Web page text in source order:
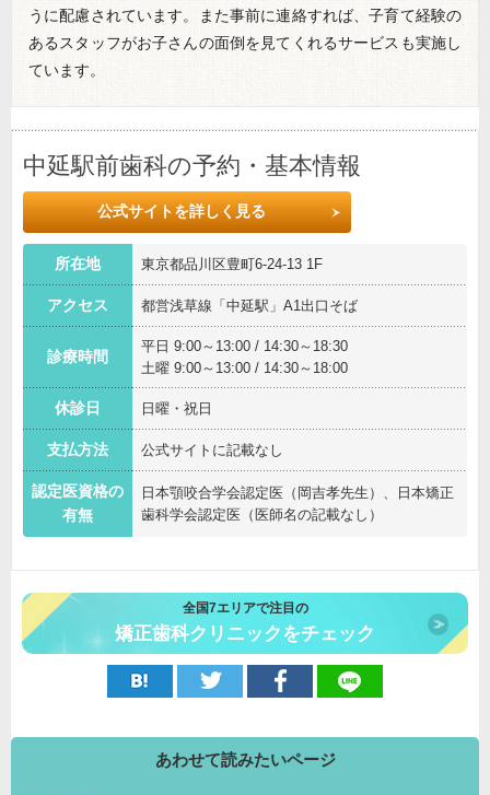
うに配慮されています。また事前に連絡すれば、子育て経験の
あるスタッフがお子さんの面倒を見てくれるサービスも実施し
ています。
中延駅前歯科の予約・基本情報
公式サイトを詳しく見る
所在地 東京都品川区豊町6-24-13 1F
アクセス 都営浅草線「中延駅」A1出口そば
診療時間
平日 9:00～13:00 / 14:30～18:30
土曜 9:00～13:00 / 14:30～18:00
休診日 日曜・祝日
支払方法 公式サイトに記載なし
認定医資格の
有無
日本顎咬合学会認定医（岡吉孝先生）、日本矯正
歯科学会認定医（医師名の記載なし）
全国7エリアで注目の
矯正歯科クリニックをチェック
あわせて読みたいページ